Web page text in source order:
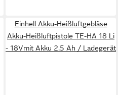
Einhell Akku-Heißluftgebläse
Akku-Heißluftpistole TE-HA 18 Li
- 18Vmit Akku 2.5 Ah / Ladegerät